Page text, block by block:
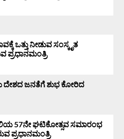
ಒತ್ತು ನೀಡುವ ಸಂಸ್ಕೃತ
ಪ್ರಧಾನಮಂತ್ರಿ
ದೇಶದ ಜನತೆಗೆ ಶುಭ ಕೋರಿದ
57ನೇ ಘಟಿಕೋತ್ಸವ ಸಮಾರಂಭ
ಪ್ರಧಾನಮಂತ್ರಿ